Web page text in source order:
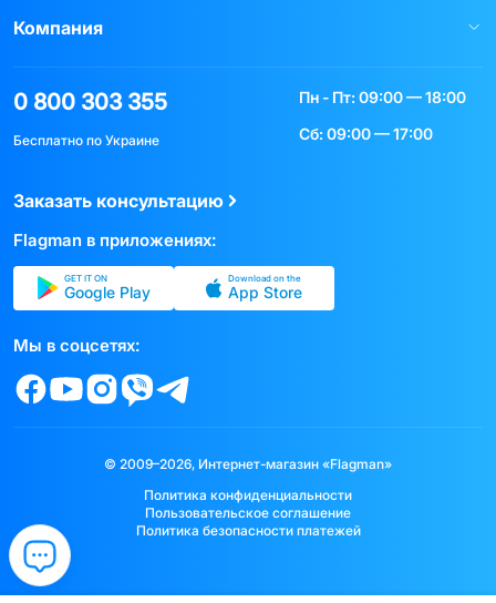
Компания
0 800 303 355
Бесплатно по Украине
Пн - Пт: 09:00 — 18:00
Сб: 09:00 — 17:00
Заказать консультацию
Flagman в приложениях:
GET IT ON
Google Play
Download on the
App Store
Мы в соцсетях:
© 2009–2026, Интернет-магазин «Flagman»
Политика конфиденциальности
Пользовательское соглашение
Политика безопасности платежей